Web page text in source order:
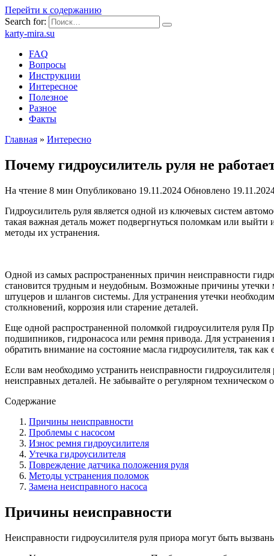
Перейти к содержанию
Search for:
karty-mira.su
FAQ
Вопросы
Инструкции
Интересное
Полезное
Разное
Факты
Главная » Интересно
Почему гидроусилитель руля не
На чтение 8 мин Опубликовано 19.11.2024 Обновлено
Гидроусилитель руля является одной из ключевых систем
такая важная деталь может подвергнуться поломкам или
методы их устранения.
Одной из самых распространенных причин неисправности
становится трудным и неудобным. Возможные причины утечки
штуцеров и шлангов системы. Для устранения утечки
столкновений, коррозия или старение деталей.
Еще одной распространенной поломкой гидроусилителя руля
подшипников, гидронасоса или ремня привода. Для
обратить внимание на состояние масла гидроусилителя, так
Если вам необходимо устранить неисправности
неисправных деталей. Не забывайте о регулярном
Содержание
Причины неисправности
Проблемы с насосом
Износ ремня гидроусилителя
Утечка гидроусилителя
Повреждение датчика положения руля
Методы устранения поломок
Замена неисправного насоса
Причины неисправности
Неисправности гидроусилителя руля приора могут быть